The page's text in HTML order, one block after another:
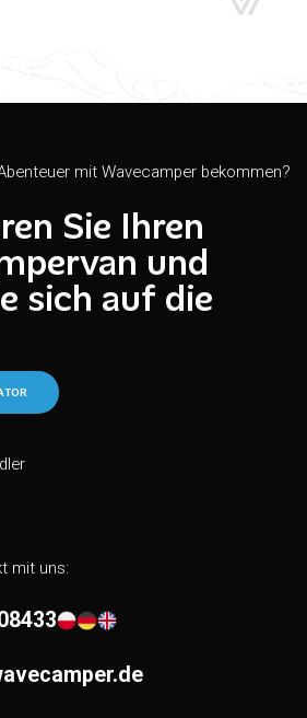
mit Wavecamper bekommen?
Sie Ihren
und
sich auf die
mit uns: